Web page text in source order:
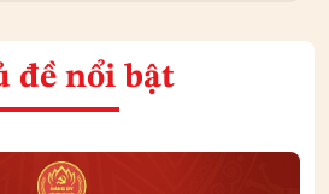
đề nổi bật